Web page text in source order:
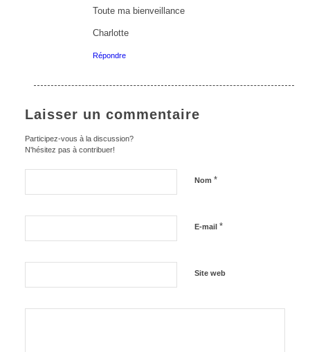
Toute ma bienveillance
Charlotte
Répondre
Laisser un commentaire
Participez-vous à la discussion?
N'hésitez pas à contribuer!
Nom *
E-mail *
Site web